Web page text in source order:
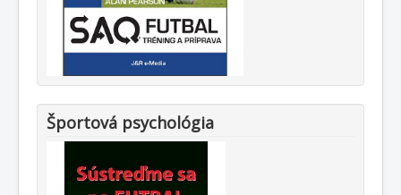
Športová psychológia